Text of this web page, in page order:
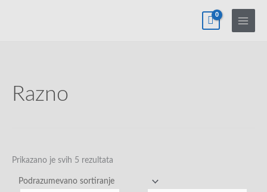
Razno
Prikazano je svih 5 rezultata